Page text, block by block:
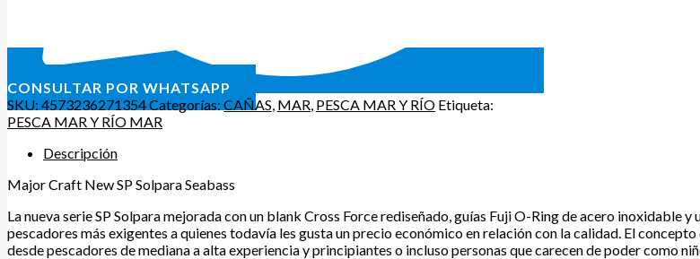
CONSULTAR POR WHATSAPP
SKU: 4573236271354Categorías: CAÑAS MAR PESCA MAR Y RÍO Etiqueta:
PESCA MAR Y RÍO MAR
Descripción
Major Craft New SP Solpara Seabass
La nueva serie SP Solpara mejorada con un blank Cross Force rediseñado, guías Fuji O-Ring de acero
pescadores más exigentes a quienes todavía les gusta un precio económico en relación con la calidad. El
desde pescadores de mediana a alta experiencia y principiantes o incluso personas que carecen de poder como